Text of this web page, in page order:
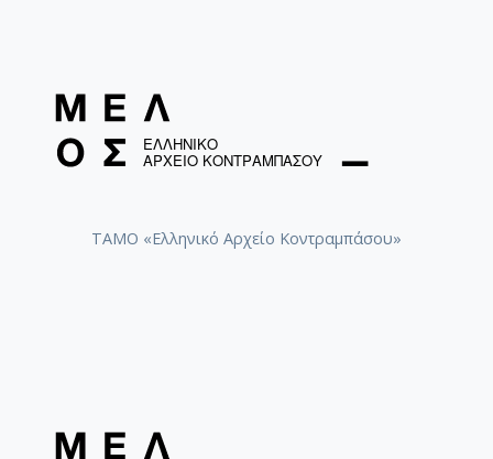
ΤΑΜΟ «Ελληνικό Αρχείο Κοντραμπάσου»